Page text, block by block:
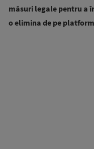
măsuri legale pentru a
o elimina de pe